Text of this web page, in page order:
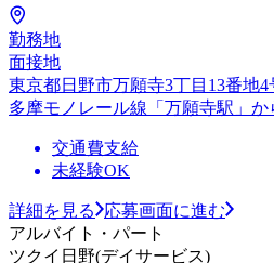
勤務地
面接地
東京都日野市万願寺3丁目13番地4
多摩モノレール線「万願寺駅」か
交通費支給
未経験OK
詳細を見る
応募画面に進む
アルバイト・パート
ツクイ日野(デイサービス)